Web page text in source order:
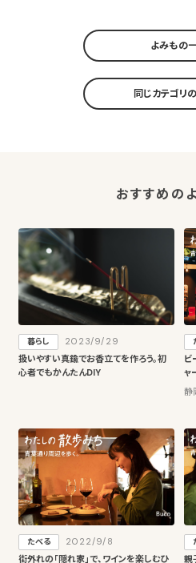
よみもの
同じカテゴリ
おすすめの
暮らし
2023/9/29
扱いやすい真鍮でお香立てを作ろう。初
心者でもかんたんDIY
ビ
ャ
静
たべる
2022/9/8
街外れの「隠れ家」で、ワインを楽しむひ
親